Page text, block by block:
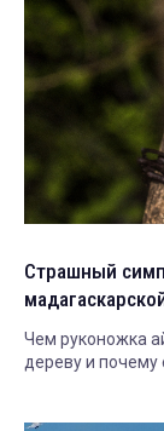
Страшный
Чем руконожка
дереву и почему